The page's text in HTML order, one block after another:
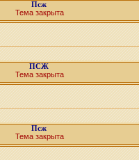
Псж
Тема закрыта
ПСЖ
Тема закрыта
Псж
Тема закрыта